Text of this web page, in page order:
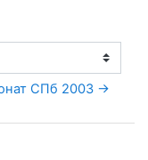
СПб 2003 →